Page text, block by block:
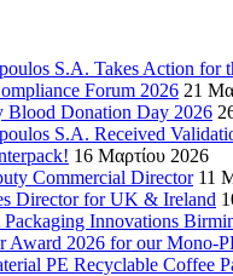
S.A. Takes Action for
Forum 2026 21
Blood Donation Day 2026
S.A. Received
16 Μαρτίου 2026
Commercial Director 11
Director for UK & Ireland
Packaging Innovations
Award 2026 for our Mono-
PE Recyclable Coffee